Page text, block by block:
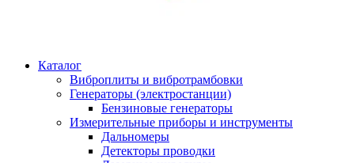
Каталог
Виброплиты и вибротрамбовки
Генераторы (электростанции)
Бензиновые генераторы
Измерительные приборы и инструменты
Дальномеры
Детекторы проводки